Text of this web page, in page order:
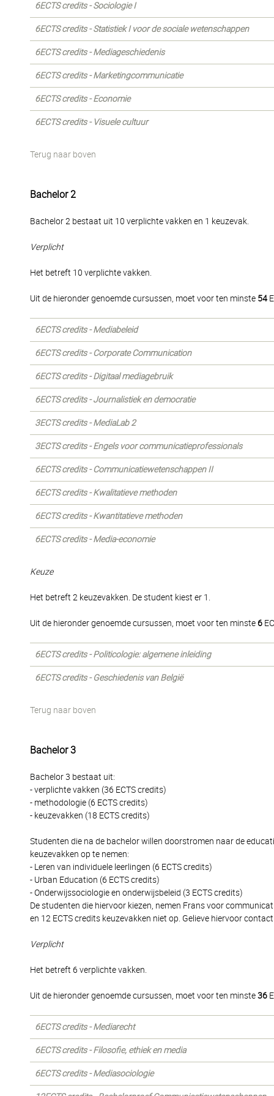
6ECTS credits - Sociologie I
6ECTS credits - Statistiek I voor de sociale wetenschappen
6ECTS credits - Mediageschiedenis
6ECTS credits - Marketingcommunicatie
6ECTS credits - Economie
6ECTS credits - Visuele cultuur
Terug naar boven
Bachelor 2
Bachelor 2 bestaat uit 10 verplichte vakken en 1 keuzevak.
Verplicht
Het betreft 10 verplichte vakken.
Uit de hieronder genoemde cursussen, moet voor ten minste 54
6ECTS credits - Mediabeleid
6ECTS credits - Corporate Communication
6ECTS credits - Digitaal mediagebruik
6ECTS credits - Journalistiek en democratie
3ECTS credits - MediaLab 2
3ECTS credits - Engels voor communicatieprofessionals
6ECTS credits - Communicatiewetenschappen II
6ECTS credits - Kwalitatieve methoden
6ECTS credits - Kwantitatieve methoden
6ECTS credits - Media-economie
Keuze
Het betreft 2 keuzevakken. De student kiest er 1.
Uit de hieronder genoemde cursussen, moet voor ten minste6
6ECTS credits - Politicologie: algemene inleiding
6ECTS credits - Geschiedenis van België
Terug naar boven
Bachelor 3
Bachelor 3 bestaat uit:
- verplichte vakken (36 ECTS credits)
- methodologie (6 ECTS credits)
- keuzevakken (18 ECTS credits)
Studenten die na de bachelor willen doorstromen naar de
keuzevakken op te nemen:
- Leren van individuele leerlingen (6 ECTS credits)
- Urban Education (6 ECTS credits)
- Onderwijssociologie en onderwijsbeleid (3 ECTS credits)
De studenten die hiervoor kiezen, nemen Frans voor
en 12 ECTS credits keuzevakken niet op. Gelieve hiervoor
Verplicht
Het betreft 6 verplichte vakken.
Uit de hieronder genoemde cursussen, moet voor ten minste36
6ECTS credits - Mediarecht
6ECTS credits - Filosofie, ethiek en media
6ECTS credits - Mediasociologie